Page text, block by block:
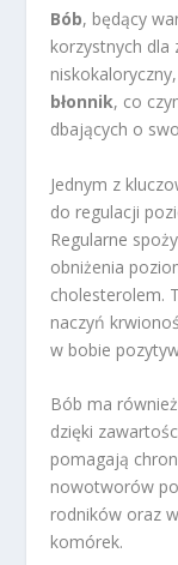
Bób, będący
korzystnych dla
błonnik, co
dbających o
Jednym z
do regulacji
Regularne
obniżenia
cholesterolem.
naczyń
w bobie
Bób ma
dzięki
pomagają
nowotworów
rodników oraz
komórek.